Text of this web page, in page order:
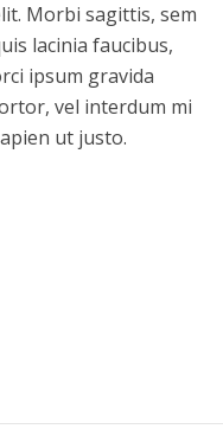
Morbi sagittis, sem
lacinia faucibus,
ipsum gravida
vel interdum mi
ut justo.